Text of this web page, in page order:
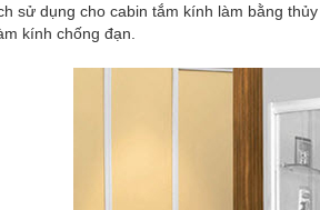
sử dụng cho cabin tắm kính làm bằng
kính chống đạn.